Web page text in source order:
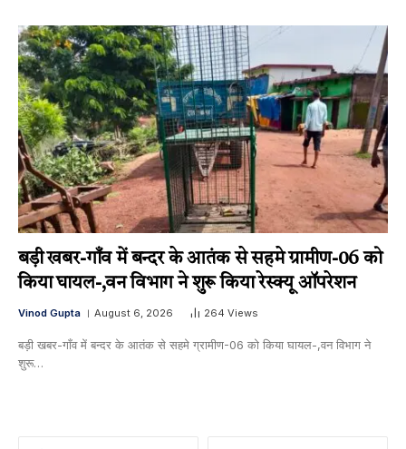
बड़ी खबर-गाँव में बन्दर के आतंक से सहमे ग्रामीण-06 को
किया घायल-,वन विभाग ने शुरू किया रेस्क्यू ऑपरेशन
Vinod Gupta August 6, 2026 264 Views
बड़ी खबर-गाँव में बन्दर के आतंक से सहमे ग्रामीण-06 को किया घायल-,वन विभाग ने
शुरू…